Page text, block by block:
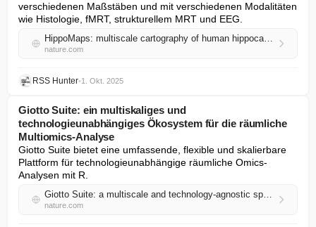
verschiedenen Maßstäben und mit verschiedenen Modalitäten
wie Histologie, fMRT, strukturellem MRT und EEG.
HippoMaps: multiscale cartography of human hippocampal organization
nature.com
RSS Hunter•1. Okt. 2025
Giotto Suite: ein multiskaliges und
technologieunabhängiges Ökosystem für die räumliche
Multiomics-Analyse
Giotto Suite bietet eine umfassende, flexible und skalierbare
Plattform für technologieunabhängige räumliche Omics-
Analysen mit R.
Giotto Suite: a multiscale and technology-agnostic spatial multiomics analysis ecosystem
nature.com